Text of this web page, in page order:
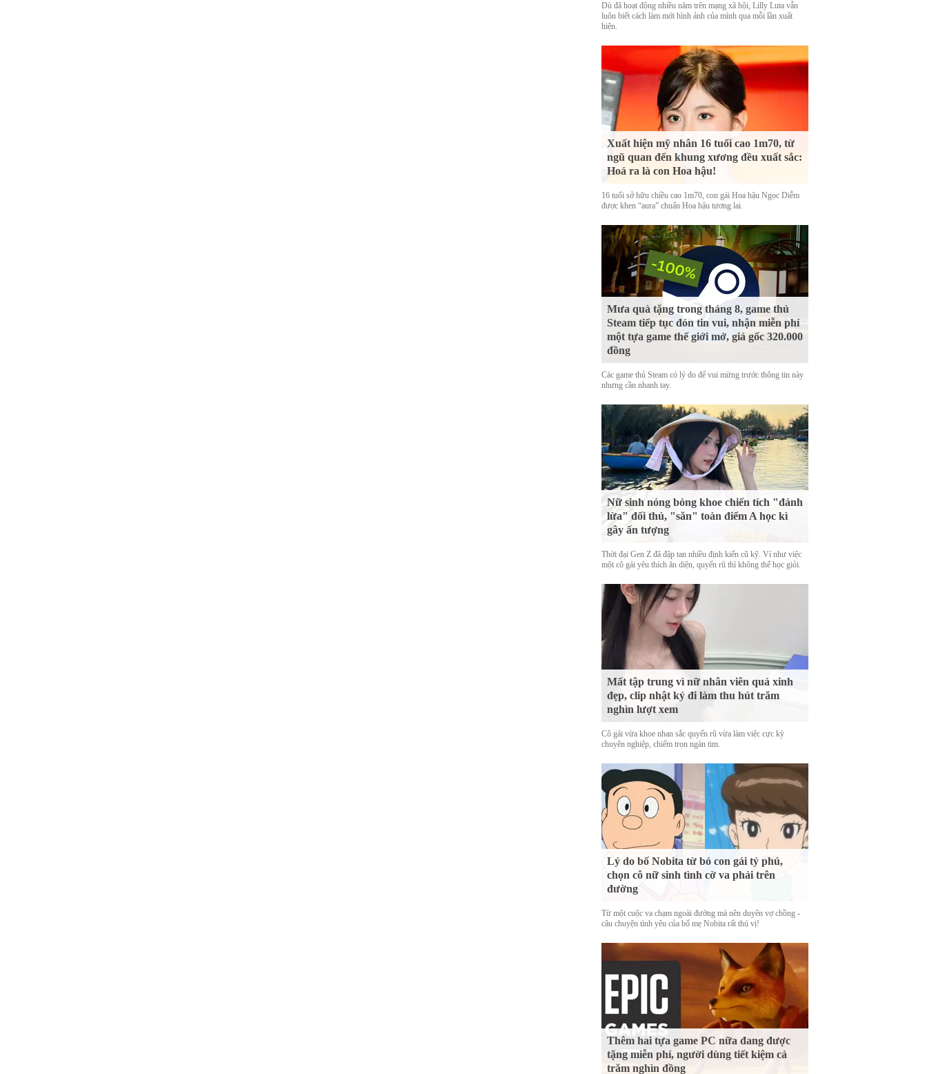
Dù đã hoạt động nhiều năm trên mạng xã hội, Lilly Luta vẫn
luôn biết cách làm mới hình ảnh của mình qua mỗi lần xuất
hiện.
Xuất hiện mỹ nhân 16 tuổi cao 1m70, từ
ngũ quan đến khung xương đều xuất sắc:
Hoá ra là con Hoa hậu!
16 tuổi sở hữu chiều cao 1m70, con gái Hoa hậu Ngọc Diễm
được khen “aura” chuẩn Hoa hậu tương lai.
Mưa quà tặng trong tháng 8, game thủ
Steam tiếp tục đón tin vui, nhận miễn phí
một tựa game thế giới mở, giá gốc 320.000
đồng
Các game thủ Steam có lý do để vui mừng trước thông tin này
nhưng cần nhanh tay.
Nữ sinh nóng bỏng khoe chiến tích "đánh
lừa" đối thủ, "săn" toàn điểm A học kì
gây ấn tượng
Thời đại Gen Z đã đập tan nhiều định kiến cũ kỹ. Ví như việc
một cô gái yêu thích ăn diện, quyến rũ thì không thể học giỏi.
Mất tập trung vì nữ nhân viên quá xinh
đẹp, clip nhật ký đi làm thu hút trăm
nghìn lượt xem
Cô gái vừa khoe nhan sắc quyến rũ vừa làm việc cực kỳ
chuyên nghiệp, chiếm trọn ngàn tim.
Lý do bố Nobita từ bỏ con gái tỷ phú,
chọn cô nữ sinh tình cờ va phải trên
đường
Từ một cuộc va chạm ngoài đường mà nên duyên vợ chồng -
câu chuyện tình yêu của bố mẹ Nobita rất thú vị!
Thêm hai tựa game PC nữa đang được
tặng miễn phí, người dùng tiết kiệm cả
trăm nghìn đồng